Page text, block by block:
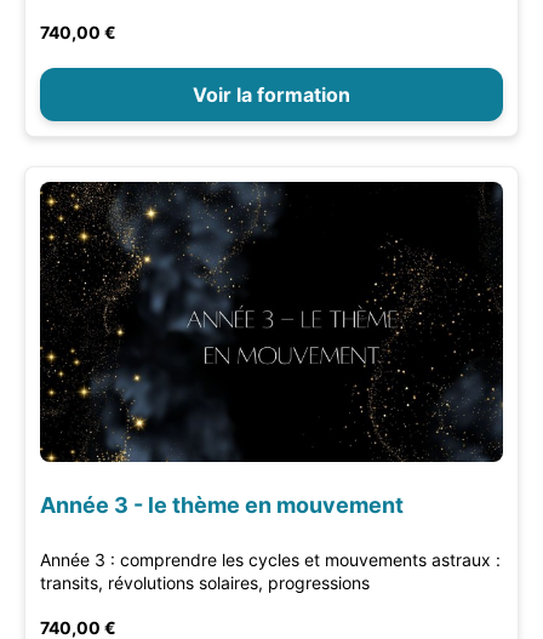
740,00 €
Voir la formation
Année 3 - le thème en mouvement
Année 3 : comprendre les cycles et mouvements astraux :
transits, révolutions solaires, progressions
740,00 €